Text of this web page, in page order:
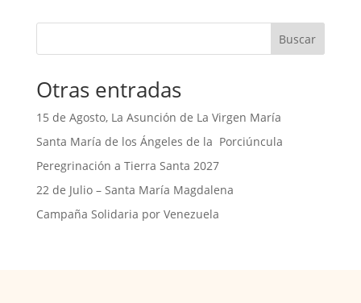
Buscar
Otras entradas
15 de Agosto, La Asunción de La Virgen María
Santa María de los Ángeles de la Porciúncula
Peregrinación a Tierra Santa 2027
22 de Julio – Santa María Magdalena
Campaña Solidaria por Venezuela